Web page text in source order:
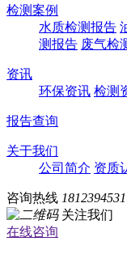
检测案例
水质检测报告
测报告 废气检
资讯
环保资讯 检测
报告查询
关于我们
公司简介 资质
咨询热线
关注我们
在线咨询